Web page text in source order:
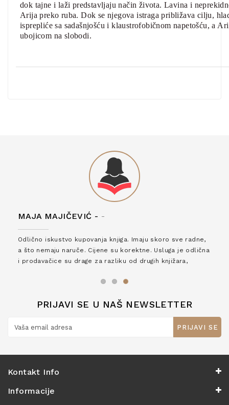
dok tajne i laži predstavljaju način života. Lavina i
Arija preko ruba. Dok se njegova istraga približava cilju,
isprepliće sa sadašnjošću i klaustrofobičnom napetošću, a
ubojicom na slobodi.
MAJA MAJIČEVIĆ - -
Odlično iskustvo kupovanja knjiga. Imaju skoro sve radne,
a što nemaju naruče. Cijene su korektne. Usluga je odlična
i prodavačice su drage za razliku od drugih knjižara,
PRIJAVI SE U NAŠ NEWSLETTER
PRIJAVI SE
Kontakt Info
Informacije